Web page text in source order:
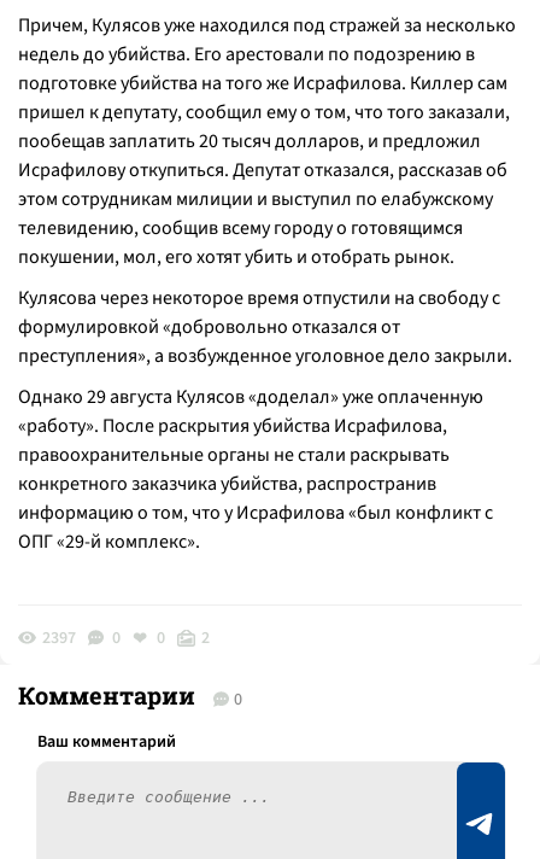
Причем, Кулясов уже находился под стражей за несколько
недель до убийства. Его арестовали по подозрению в
подготовке убийства на того же Исрафилова. Киллер сам
пришел к депутату, сообщил ему о том, что того заказали,
пообещав заплатить 20 тысяч долларов, и предложил
Исрафилову откупиться. Депутат отказался, рассказав об
этом сотрудникам милиции и выступил по елабужскому
телевидению, сообщив всему городу о готовящимся
покушении, мол, его хотят убить и отобрать рынок.
Кулясова через некоторое время отпустили на свободу с
формулировкой «добровольно отказался от
преступления», а возбужденное уголовное дело закрыли.
Однако 29 августа Кулясов «доделал» уже оплаченную
«работу». После раскрытия убийства Исрафилова,
правоохранительные органы не стали раскрывать
конкретного заказчика убийства, распространив
информацию о том, что у Исрафилова «был конфликт с
ОПГ «29-й комплекс».
2397 0 0 2
Комментарии 0